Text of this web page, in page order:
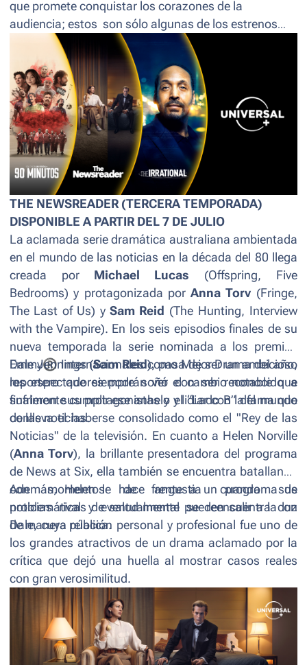
que promete conquistar los corazones de la
audiencia; estos son sólo algunas de los estrenos
que desembarcan en Latinoamérica por
THE NEWSREADER (TERCERA TEMPORADA)
DISPONIBLE A PARTIR DEL 7 DE JULIO
La aclamada serie dramática australiana ambientada
en el mundo de las noticias en la década del 80 llega
creada por Michael Lucas (Offspring, Five
Bedrooms) y protagonizada por Anna Torv (Fringe,
The Last of Us) y Sam Reid (The Hunting, Interview
with the Vampire). En los seis episodios finales de su
nueva temporada la serie nominada a los premios
Emmy®Internacionales como Mejor Drama del año,
los espectadores podrán ver el cambio notable que
sufrieron sus protagonistas y el “Lado B” del mundo
de las noticias.
Dale Jennings (Sam Reid), pasa de ser un ambicioso
reportero que siempre soñó con ser reconocido a
finalmente cumplir ese anhelo y lidiar con la fama que
conlleva el haberse consolidado como el "Rey de las
Noticias" de la televisión. En cuanto a Helen Norville
(Anna Torv), la brillante presentadora del programa
de News at Six, ella también se encuentra batallando
con momentos de angustia cuando sus
problemáticas de salud mental pueden salir a la luz
de manera pública.
Además, Helen le hace frente a un programa de
noticias rival y eventualmente se reencuentra con
Dale, cuya relación personal y profesional fue uno de
los grandes atractivos de un drama aclamado por la
crítica que dejó una huella al mostrar casos reales
con gran verosimilitud.